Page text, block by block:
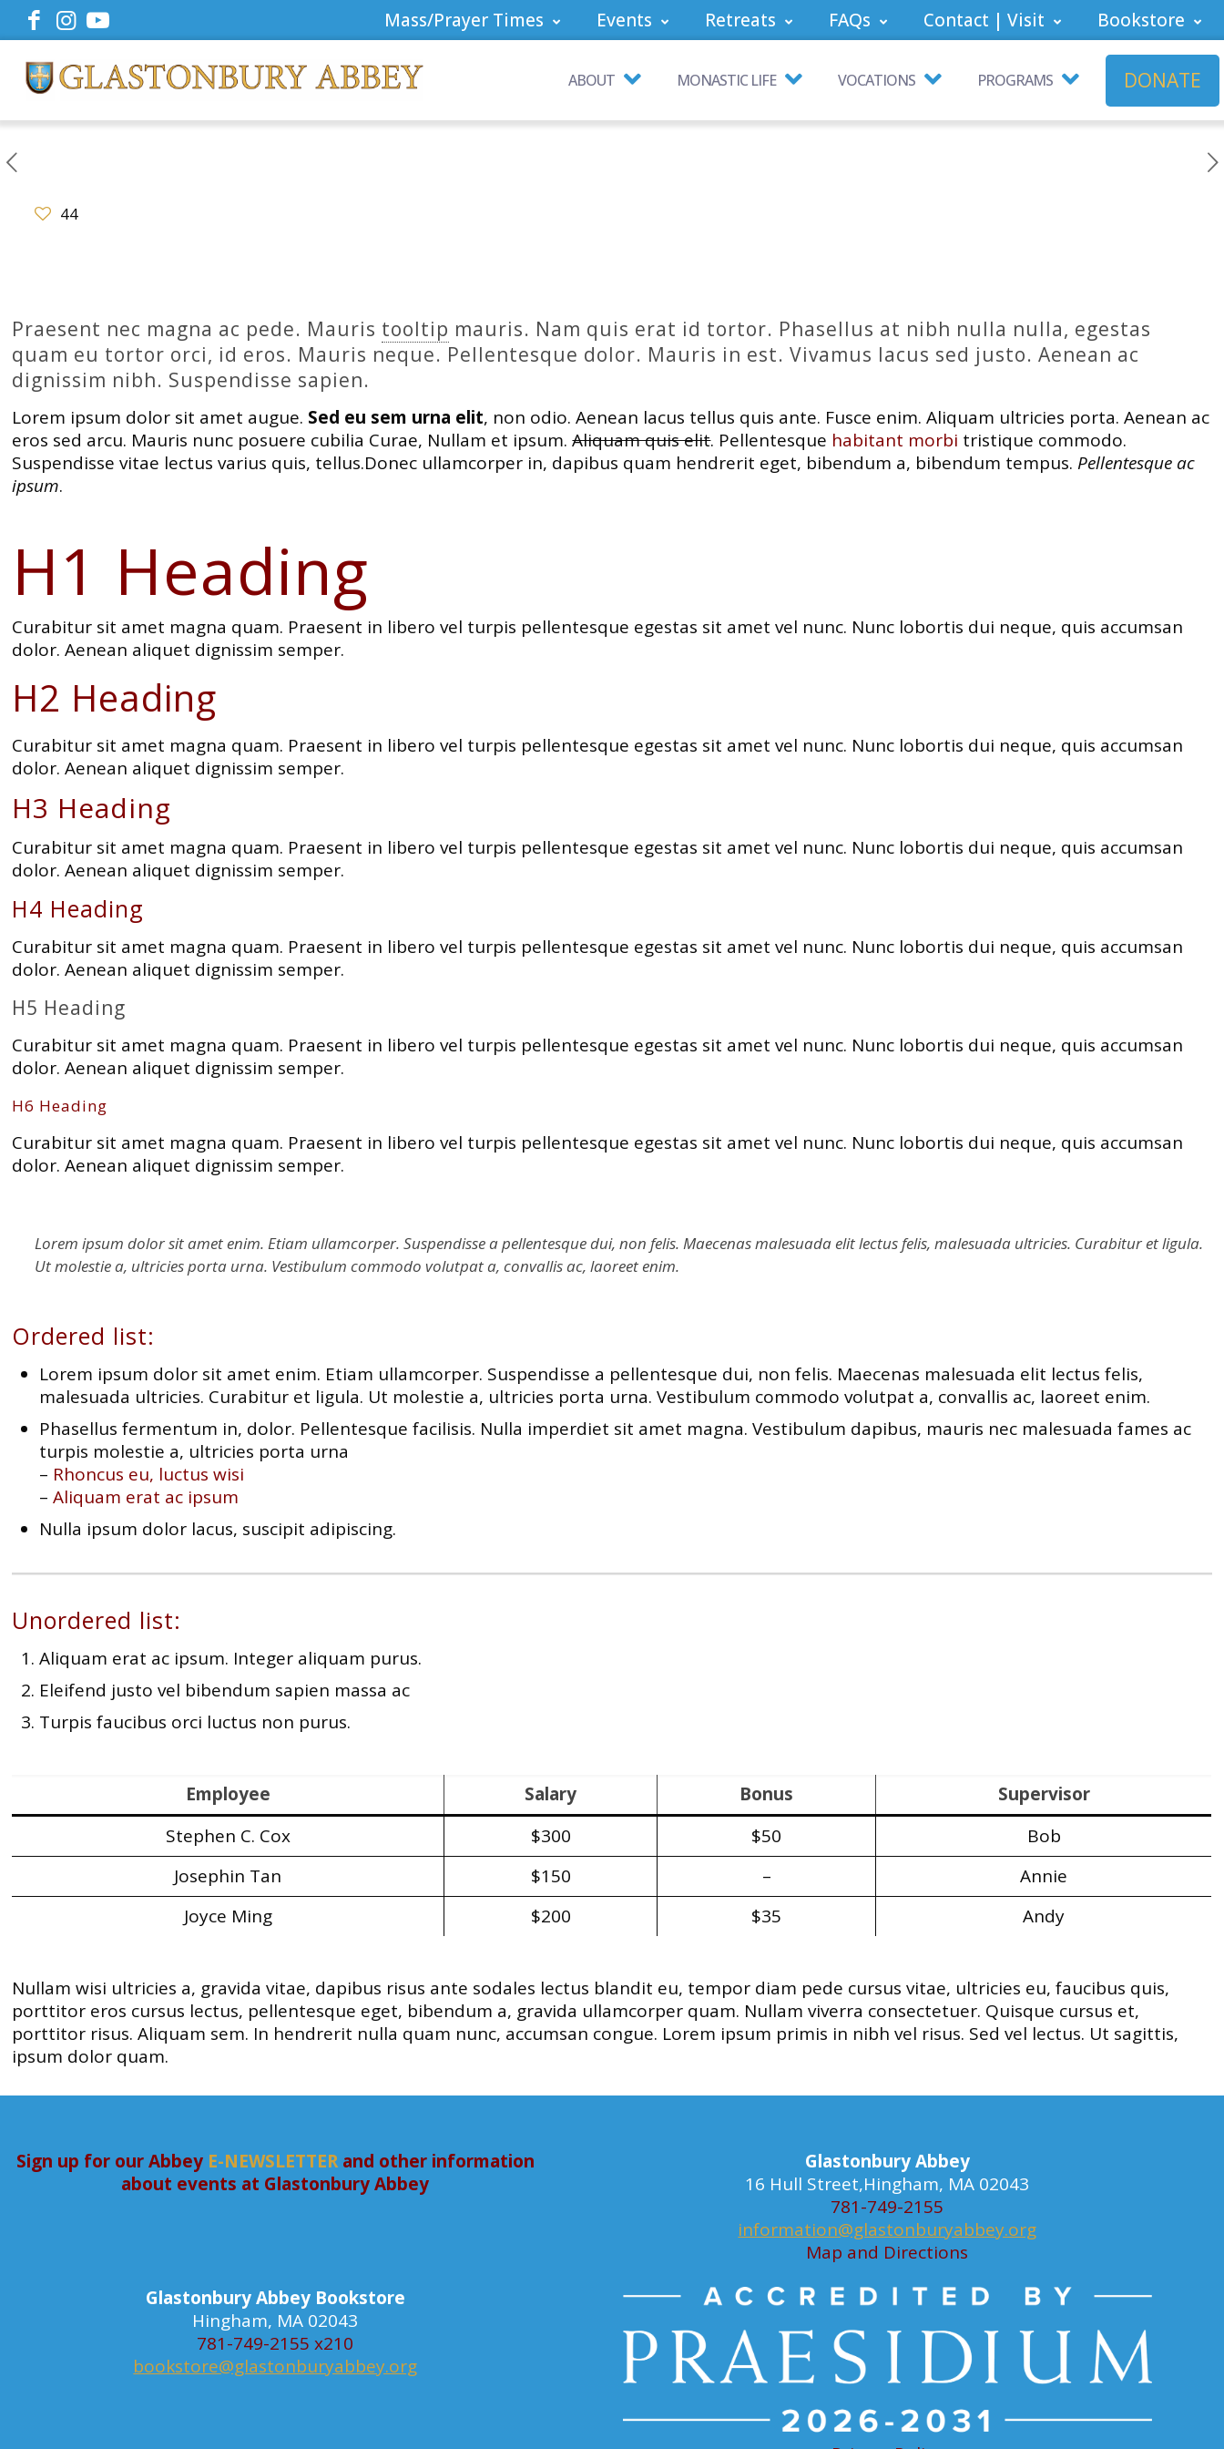
Mass/Prayer Times Events Retreats FAQs Contact | Visit Bookstore
ABOUT MONASTIC LIFE VOCATIONS PROGRAMS DONATE
44
Praesent nec magna ac pede. Mauris tooltip mauris. Nam quis erat id tortor. Phasellus at nibh nulla nulla, egestas
quam eu tortor orci, id eros. Mauris neque. Pellentesque dolor. Mauris in est. Vivamus lacus sed justo. Aenean ac
dignissim nibh. Suspendisse sapien.
Lorem ipsum dolor sit amet augue. Sed eu sem urna elit, non odio. Aenean lacus tellus quis ante. Fusce enim. Aliquam ultricies porta. Aenean ac
eros sed arcu. Mauris nunc posuere cubilia Curae, Nullam et ipsum.Aliquam quis elit. Pellentesque habitant morbi tristique commodo.
Suspendisse vitae lectus varius quis, tellus.Donec ullamcorper in, dapibus quam hendrerit eget, bibendum a, bibendum tempus. Pellentesque ac
ipsum.
H1 Heading
Curabitur sit amet magna quam. Praesent in libero vel turpis pellentesque egestas sit amet vel nunc. Nunc lobortis dui neque, quis accumsan
dolor. Aenean aliquet dignissim semper.
H2 Heading
Curabitur sit amet magna quam. Praesent in libero vel turpis pellentesque egestas sit amet vel nunc. Nunc lobortis dui neque, quis accumsan
dolor. Aenean aliquet dignissim semper.
H3 Heading
Curabitur sit amet magna quam. Praesent in libero vel turpis pellentesque egestas sit amet vel nunc. Nunc lobortis dui neque, quis accumsan
dolor. Aenean aliquet dignissim semper.
H4 Heading
Curabitur sit amet magna quam. Praesent in libero vel turpis pellentesque egestas sit amet vel nunc. Nunc lobortis dui neque, quis accumsan
dolor. Aenean aliquet dignissim semper.
H5 Heading
Curabitur sit amet magna quam. Praesent in libero vel turpis pellentesque egestas sit amet vel nunc. Nunc lobortis dui neque, quis accumsan
dolor. Aenean aliquet dignissim semper.
H6 Heading
Curabitur sit amet magna quam. Praesent in libero vel turpis pellentesque egestas sit amet vel nunc. Nunc lobortis dui neque, quis accumsan
dolor. Aenean aliquet dignissim semper.
Lorem ipsum dolor sit amet enim. Etiam ullamcorper. Suspendisse a pellentesque dui, non felis. Maecenas malesuada elit lectus felis, malesuada ultricies. Curabitur et ligula.
Ut molestie a, ultricies porta urna. Vestibulum commodo volutpat a, convallis ac, laoreet enim.
Ordered list:
Lorem ipsum dolor sit amet enim. Etiam ullamcorper. Suspendisse a pellentesque dui, non felis. Maecenas malesuada elit lectus felis,
malesuada ultricies. Curabitur et ligula. Ut molestie a, ultricies porta urna. Vestibulum commodo volutpat a, convallis ac, laoreet enim.
Phasellus fermentum in, dolor. Pellentesque facilisis. Nulla imperdiet sit amet magna. Vestibulum dapibus, mauris nec malesuada fames ac
turpis molestie a, ultricies porta urna
– Rhoncus eu, luctus wisi
–Aliquam erat ac ipsum
Nulla ipsum dolor lacus, suscipit adipiscing.
Unordered list:
Aliquam erat ac ipsum. Integer aliquam purus.
Eleifend justo vel bibendum sapien massa ac
Turpis faucibus orci luctus non purus.
Employee Salary Bonus
Supervisor
Stephen C. Cox
$300 $50
Bob
Josephin Tan
$150 –
Annie
Joyce Ming
$200 $35 Andy
Nullam wisi ultricies a, gravida vitae, dapibus risus ante sodales lectus blandit eu, tempor diam pede cursus vitae, ultricies eu, faucibus quis,
porttitor eros cursus lectus, pellentesque eget, bibendum a, gravida ullamcorper quam. Nullam viverra consectetuer. Quisque cursus et,
porttitor risus. Aliquam sem. In hendrerit nulla quam nunc, accumsan congue. Lorem ipsum primis in nibh vel risus. Sed vel lectus. Ut sagittis,
ipsum dolor quam.
Sign up for our Abbey E-NEWSLETTERand other information
about events at Glastonbury Abbey
Glastonbury Abbey
16 Hull Street,Hingham, MA 02043
781-749-2155
information@glastonburyabbey.org
Map and Directions
Glastonbury Abbey Bookstore
Hingham, MA 02043
781-749-2155 x210
bookstore@glastonburyabbey.org